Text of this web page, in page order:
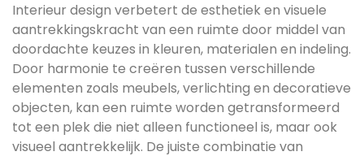
Interieur design verbetert de esthetiek en visuele
aantrekkingskracht van een ruimte door middel van
doordachte keuzes in kleuren, materialen en indeling.
Door harmonie te creëren tussen verschillende
elementen zoals meubels, verlichting en decoratieve
objecten, kan een ruimte worden getransformeerd
tot een plek die niet alleen functioneel is, maar ook
visueel aantrekkelijk. De juiste combinatie van